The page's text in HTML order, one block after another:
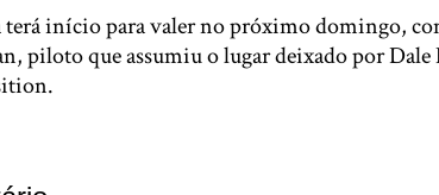
terá início para valer no próximo domingo,
piloto que assumiu o lugar deixado por Dale